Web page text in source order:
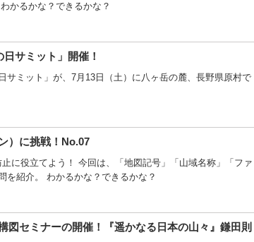
かるかな？できるかな？
サミット」開催！
サミット」が、7月13日（土）に八ヶ岳の麓、長野県原村で
）に挑戦！No.07
に役立てよう！ 今回は、「地図記号」「山域名称」「ファ
を紹介。 わかるかな？できるかな？
図セミナーの開催！『遥かなる日本の山々』鎌田則